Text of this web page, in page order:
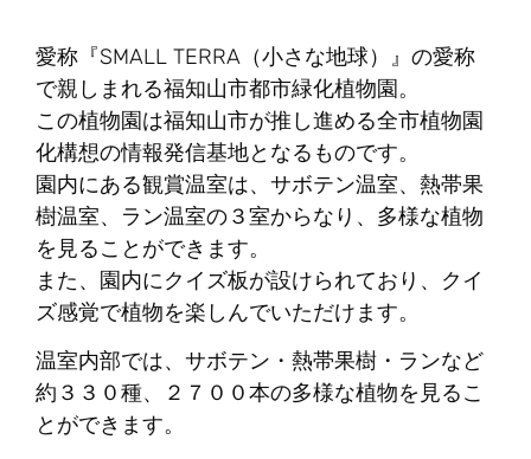
愛称『SMALL TERRA（小さな地球）』の愛称
で親しまれる福知山市都市緑化植物園。
この植物園は福知山市が推し進める全市植物園
化構想の情報発信基地となるものです。
園内にある観賞温室は、サボテン温室、熱帯果
樹温室、ラン温室の３室からなり、多様な植物
を見ることができます。
また、園内にクイズ板が設けられており、クイ
ズ感覚で植物を楽しんでいただけます。
温室内部では、サボテン・熱帯果樹・ランなど
約３３０種、２７００本の多様な植物を見るこ
とができます。